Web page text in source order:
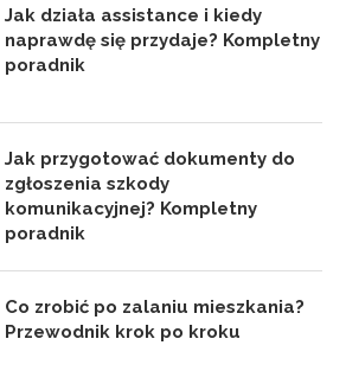
Jak działa assistance i kiedy
naprawdę się przydaje? Kompletny
poradnik
Jak przygotować dokumenty do
zgłoszenia szkody
komunikacyjnej? Kompletny
poradnik
Co zrobić po zalaniu mieszkania?
Przewodnik krok po kroku